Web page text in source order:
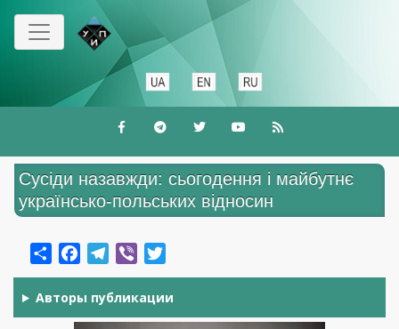
Перейти
основного
Сусіди назавжди: сьогодення і майбутнє
українсько-польських відносин
ShareFacebookTelegram
Viber
Авторы публикации